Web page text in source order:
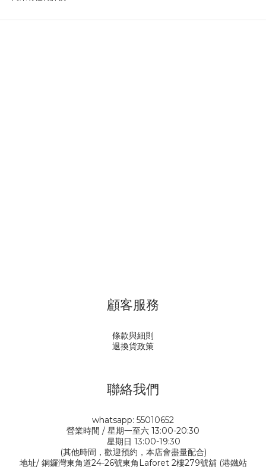
顧客服務
條款與細則
退換貨政策
聯絡我們
whatsapp: 55010652
營業時間 / 星期一至六 13:00-20:30
星期日 13:00-19:30
(其他時間，歡迎預約，本店會盡量配合)
地址/ 銅鑼灣東角道24-26號東角Laforet 2樓279號舖 (港鐵站